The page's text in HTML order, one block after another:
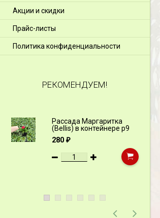
Акции и скидки
Прайс-листы
Политика конфиденциальности
РЕКОМЕНДУЕМ!
Рассада Маргаритка
(Bellis) в контейнере p9
280₽